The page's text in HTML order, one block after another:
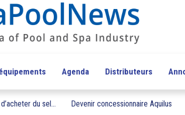
Agenda Distributeurs
du sel... Devenir concessionnaire Aquilus